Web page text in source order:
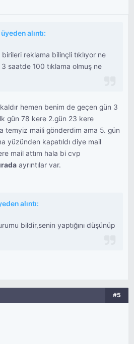
alıntı:
reklama bilinçli tıklıyor ne
saatde 100 tıklama olmuş ne
hemen benim de geçen gün 3
gün 78 kere 2.gün 23 kere
temyiz maili gönderdim ama 5. gün
yüzünden kapatıldı diye mail
mail attım hala bi cvp
ayrıntılar var.
alıntı:
bildir,senin yaptığını düşünüp
#5